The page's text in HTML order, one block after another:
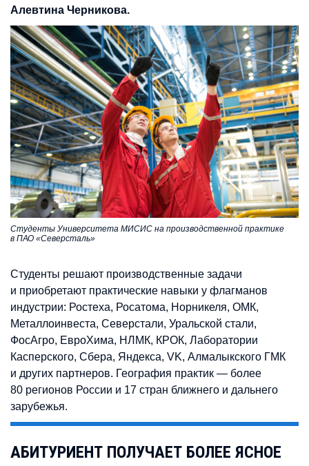
Алевтина Черникова.
Студенты Университета МИСИС на производственной практике
в ПАО «Северсталь»
Студенты решают производственные задачи
и приобретают практические навыки у флагманов
индустрии: Ростеха, Росатома, Норникеля, ОМК,
Металлоинвеста, Северстали, Уральской стали,
ФосАгро, ЕвроХима, НЛМК, КРОК, Лаборатории
Касперского, Сбера, Яндекса, VK, Алмалыкского ГМК
и других партнеров. География практик — более
80 регионов России и 17 стран ближнего и дальнего
зарубежья.
АБИТУРИЕНТ ПОЛУЧАЕТ БОЛЕЕ ЯСНОЕ